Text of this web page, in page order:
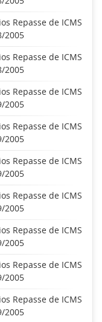
Repasse de ICMS
2005
Repasse de ICMS
2005
Repasse de ICMS
2005
Repasse de ICMS
2005
Repasse de ICMS
2005
Repasse de ICMS
2005
Repasse de ICMS
2005
Repasse de ICMS
2005
Repasse de ICMS
2005